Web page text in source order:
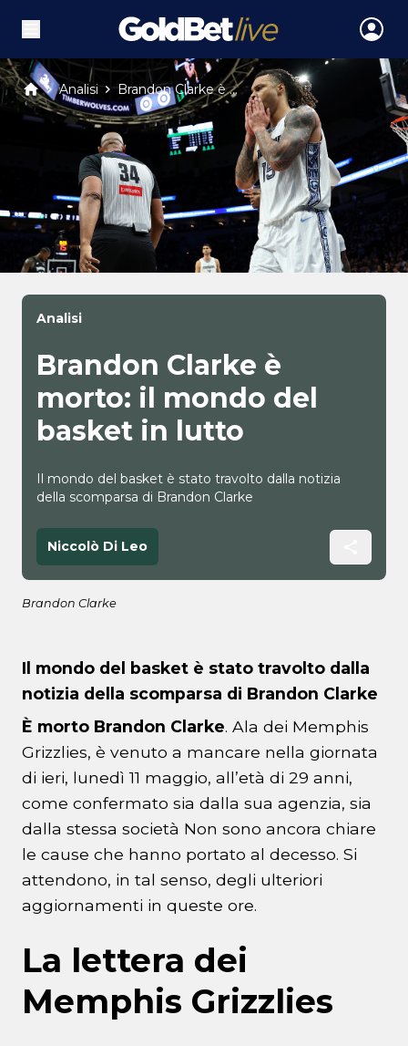
Analisi Brandon Clarke è ...
Analisi
Brandon Clarke è
morto: il mondo del
basket in lutto
Il mondo del basket è stato travolto dalla notizia
della scomparsa di Brandon Clarke
Niccolò Di Leo
Brandon Clarke
Il mondo del basket è stato travolto dalla
notizia della scomparsa di Brandon Clarke
È morto Brandon Clarke. Ala dei Memphis
Grizzlies, è venuto a mancare nella giornata
di ieri, lunedì 11 maggio, all’età di 29 anni,
come confermato sia dalla sua agenzia, sia
dalla stessa società Non sono ancora chiare
le cause che hanno portato al decesso. Si
attendono, in tal senso, degli ulteriori
aggiornamenti in queste ore.
La lettera dei
Memphis Grizzlies